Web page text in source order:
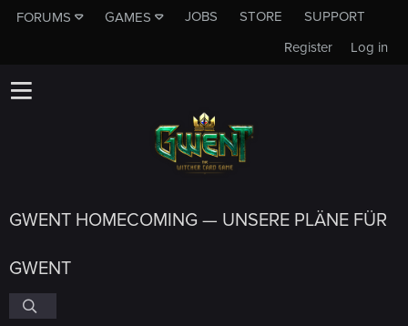
FORUMS GAMES JOBS STORE
SUPPORT
Log in
Register
GWENT HOMECOMING — UNSERE PLÄNE FÜR
GWENT